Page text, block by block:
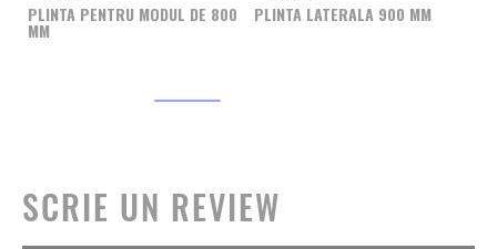
PLINTA PENTRU MODUL DE 800
MM
PLINTA LATERALA 900 MM
SCRIE UN REVIEW